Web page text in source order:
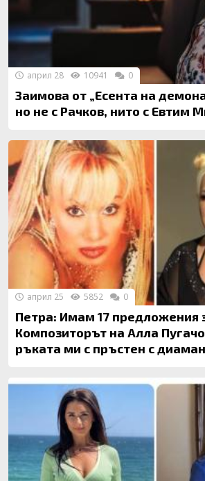
Заимова от „Есента на
но не с Рачков, нито с
април 28 10941 0
Петра: Имам 17 предложения
Композиторът на Алла
ръката ми с пръстен с
април 25 5852 0